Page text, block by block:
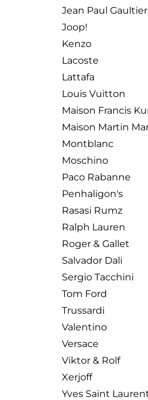
Jean Paul Gaultier
Joop!
Kenzo
Lacoste
Lattafa
Louis Vuitton
Maison Francis
Maison Martin
Montblanc
Moschino
Paco Rabanne
Penhaligon's
Rasasi Rumz
Ralph Lauren
Roger & Gallet
Salvador Dali
Sergio Tacchini
Tom Ford
Trussardi
Valentino
Versace
Viktor & Rolf
Xerjoff
Yves Saint